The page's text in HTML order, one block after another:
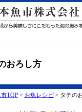
おろし方
TOP > お魚レシピ > タチの